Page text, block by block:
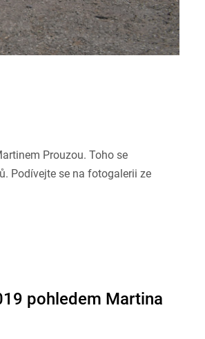
Prouzou. Toho se
Podívejte se na fotogalerii ze
pohledem Martina